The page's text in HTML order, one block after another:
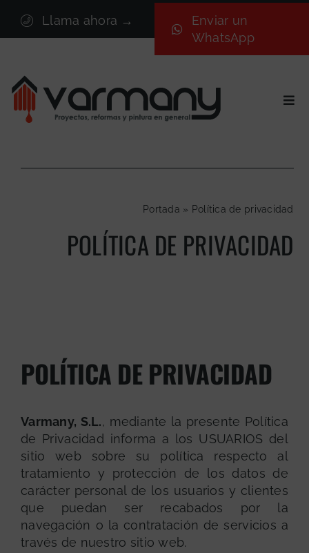
contenido
Llama ahora →
Enviar un
WhatsApp
Sectores
Nosotros
Portada » Política de privacidad
POLÍTICA DE PRIVACIDAD
POLÍTICA DE PRIVACIDAD
Varmany, S.L., mediante la presente Política
de Privacidad informa a los USUARIOS del
sitio web sobre su política respecto al
tratamiento y protección de los datos de
carácter personal de los usuarios y clientes
que puedan ser recabados por la
navegación o la contratación de servicios a
través de nuestro sitio web.